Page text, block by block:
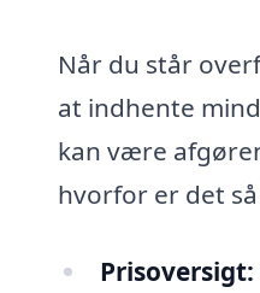
Når du står
at indhente
kan være
hvorfor er det
Prisoversigt: